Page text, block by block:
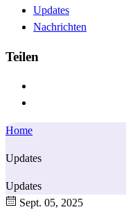
Updates
Nachrichten
Teilen
Home
Updates
Updates
Sept. 05, 2025